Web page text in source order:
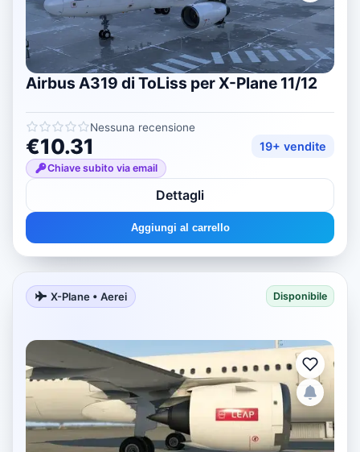
Airbus A319 di ToLiss per X-Plane 11/12
Nessuna recensione
€10.31 19+ vendite
Chiave subito via email
Dettagli
Aggiungi al carrello
X-Plane • Aerei Disponibile